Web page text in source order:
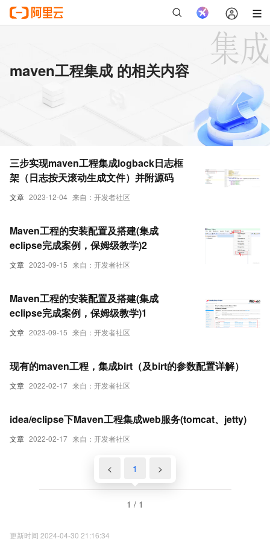
maven工程集成 的相关内容
文章 2023-12-04 来自：开发者社区
三步实现maven工程集成logback日志框
架（日志按天滚动生成文件）并附源码
文章 2023-09-15 来自：开发者社区
Maven工程的安装配置及搭建(集成
eclipse完成案例，保姆级教学)2
文章 2023-09-15 来自：开发者社区
Maven工程的安装配置及搭建(集成
eclipse完成案例，保姆级教学)1
文章 2022-02-17 来自：开发者社区
现有的maven工程，集成birt（及birt的参数配置详解）
文章 2022-02-17 来自：开发者社区
idea/eclipse下Maven工程集成web服务(tomcat、jetty)
< 1 >
1 / 1
更新时间 2024-04-30 21:16:34